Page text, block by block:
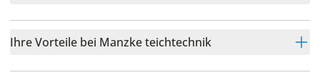
Ihre Vorteile bei Manzke teichtechnik